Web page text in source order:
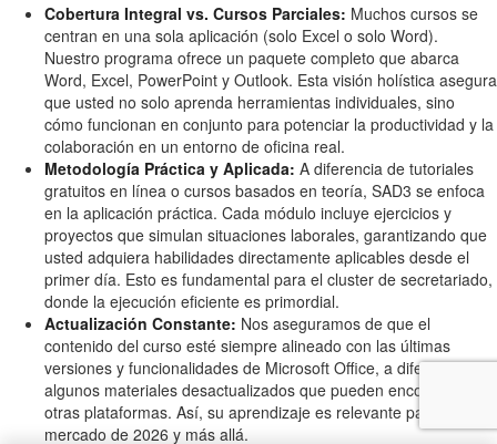
Cobertura Integral vs. Cursos Parciales: Muchos cursos se
centran en una sola aplicación (solo Excel o solo Word).
Nuestro programa ofrece un paquete completo que abarca
Word, Excel, PowerPoint y Outlook. Esta visión holística asegura
que usted no solo aprenda herramientas individuales, sino
cómo funcionan en conjunto para potenciar la productividad y la
colaboración en un entorno de oficina real.
Metodología Práctica y Aplicada: A diferencia de tutoriales
gratuitos en línea o cursos basados en teoría, SAD3 se enfoca
en la aplicación práctica. Cada módulo incluye ejercicios y
proyectos que simulan situaciones laborales, garantizando que
usted adquiera habilidades directamente aplicables desde el
primer día. Esto es fundamental para el cluster de secretariado,
donde la ejecución eficiente es primordial.
Actualización Constante: Nos aseguramos de que el
contenido del curso esté siempre alineado con las últimas
versiones y funcionalidades de Microsoft Office, a diferencia de
algunos materiales desactualizados que pueden encontrarse en
otras plataformas. Así, su aprendizaje es relevante para el
mercado de 2026 y más allá.